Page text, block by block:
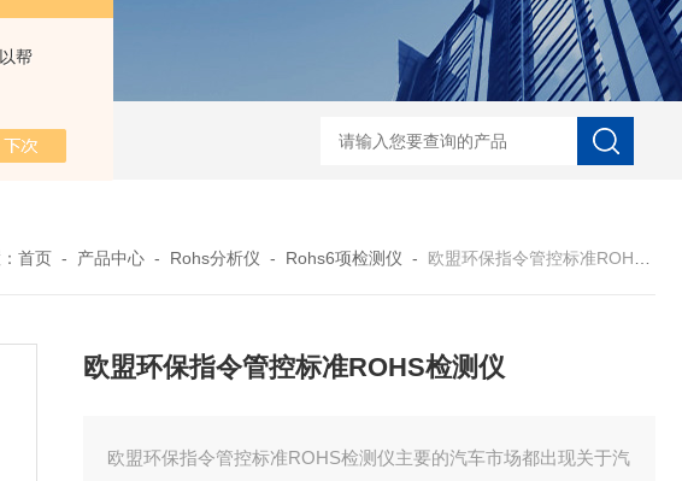
帮
检测仪器 ISD-NI-RX85-G13工业用3D显微X射线CT扫描设备 EDX1800BRohs指令环
首页 - 产品中心 - Rohs分析仪 - Rohs6项检测仪 - 欧盟环保指令管控标准ROHS检测仪
欧盟环保指令管控标准ROHS检测仪
欧盟环保指令管控标准ROHS检测仪主要的汽车市场都出现关于汽